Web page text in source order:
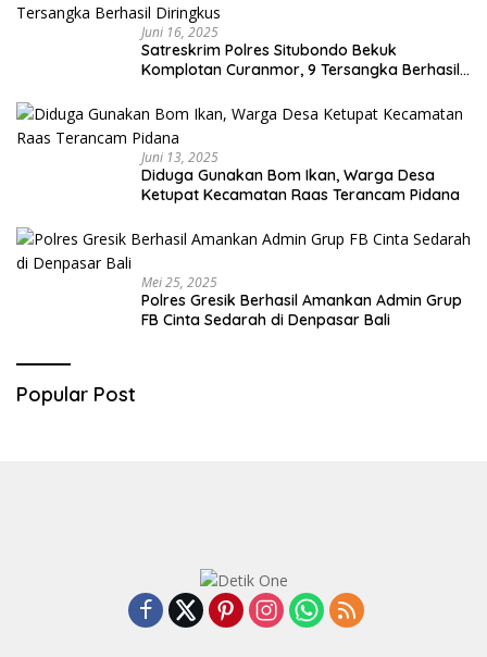
Juni 16, 2025
Satreskrim Polres Situbondo Bekuk
Komplotan Curanmor, 9 Tersangka Berhasil
Juni 13, 2025
Diduga Gunakan Bom Ikan, Warga Desa
Ketupat Kecamatan Raas Terancam Pidana
Mei 25, 2025
Polres Gresik Berhasil Amankan Admin Grup
FB Cinta Sedarah di Denpasar Bali
Popular Post